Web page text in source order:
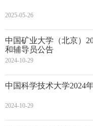
2025-05-26
中国矿业大学（北京）
和辅导员公告
2024-10-29
中国科学技术大学2024
2024-10-29